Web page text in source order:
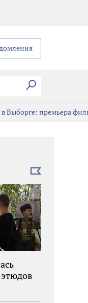
Искать
в Выборге: премьера
Выбрать